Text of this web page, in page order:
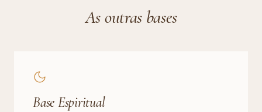
As outras bases
Base Espiritual